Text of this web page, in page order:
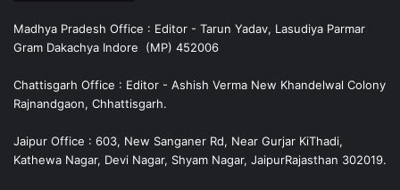
Madhya Pradesh Office : Editor - Tarun Yadav, Lasudiya Parmar
Gram Dakachya Indore (MP) 452006
Chattisgarh Office : Editor - Ashish Verma New Khandelwal Colony
Rajnandgaon, Chhattisgarh.
Jaipur Office : 603, New Sanganer Rd, Near Gurjar KiThadi,
Kathewa Nagar, Devi Nagar, Shyam Nagar, JaipurRajasthan 302019.